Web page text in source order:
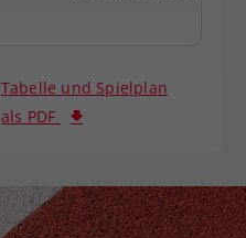
Tabelle und Spielplan
als PDF